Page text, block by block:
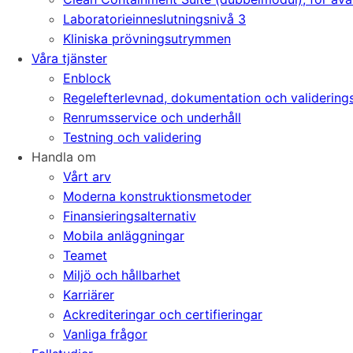
Laboratorieinneslutningsnivå 3
Kliniska prövningsutrymmen
Våra tjänster
Enblock
Regelefterlevnad, dokumentation och
Renrumsservice och underhåll
Testning och validering
Handla om
Vårt arv
Moderna konstruktionsmetoder
Finansieringsalternativ
Mobila anläggningar
Teamet
Miljö och hållbarhet
Karriärer
Ackrediteringar och certifieringar
Vanliga frågor